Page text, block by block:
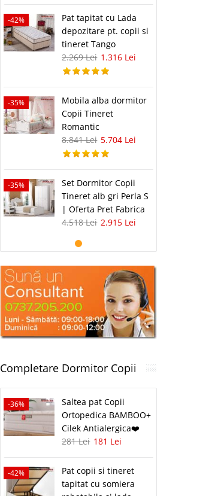
-42%
Pat tapitat cu Lada
depozitare pt. copii si
tineret Tango
2.269 Lei 1.316 Lei
-35%
Mobila alba dormitor
Copii Tineret
Romantic
8.841 Lei 5.704 Lei
-35%
Set Dormitor Copii
Tineret alb gri Perla S
| Oferta Pret Fabrica
4.518 Lei 2.915 Lei
Completare Dormitor Copii
-36%
Saltea pat Copii
Ortopedica BAMBOO+
Cilek Antialergica❤️
281 Lei 181 Lei
-42%
Pat copii si tineret
tapitat cu somiera